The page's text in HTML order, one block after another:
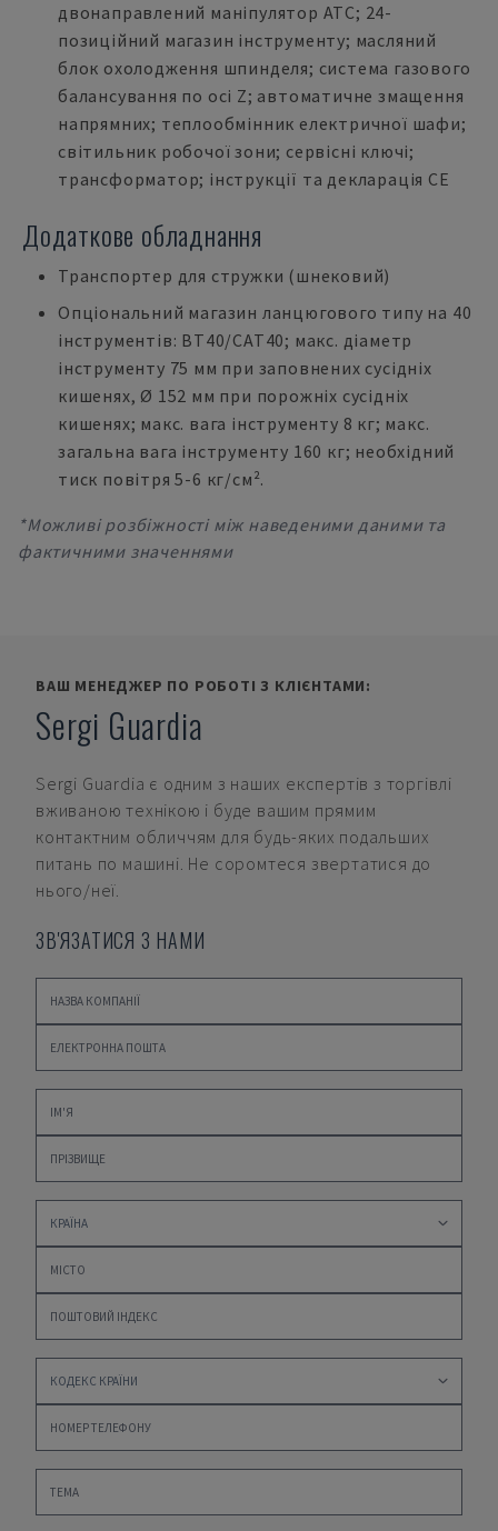
двонаправлений маніпулятор ATC; 24-
позиційний магазин інструменту; масляний
блок охолодження шпинделя; система газового
балансування по осі Z; автоматичне змащення
напрямних; теплообмінник електричної шафи;
світильник робочої зони; сервісні ключі;
трансформатор; інструкції та декларація CE
Додаткове обладнання
Транспортер для стружки (шнековий)
Опціональний магазин ланцюгового типу на 40
інструментів: BT40/CAT40; макс. діаметр
інструменту 75 мм при заповнених сусідніх
кишенях, Ø 152 мм при порожніх сусідніх
кишенях; макс. вага інструменту 8 кг; макс.
загальна вага інструменту 160 кг; необхідний
тиск повітря 5-6 кг/см².
*Можливі розбіжності між наведеними даними та
фактичними значеннями
ВАШ МЕНЕДЖЕР ПО РОБОТІ З КЛІЄНТАМИ:
Sergi Guardia
Sergi Guardia є одним з наших експертів з торгівлі
вживаною технікою і буде вашим прямим
контактним обличчям для будь-яких подальших
питань по машині. Не соромтеся звертатися до
нього/неї.
ЗВ'ЯЗАТИСЯ З НАМИ